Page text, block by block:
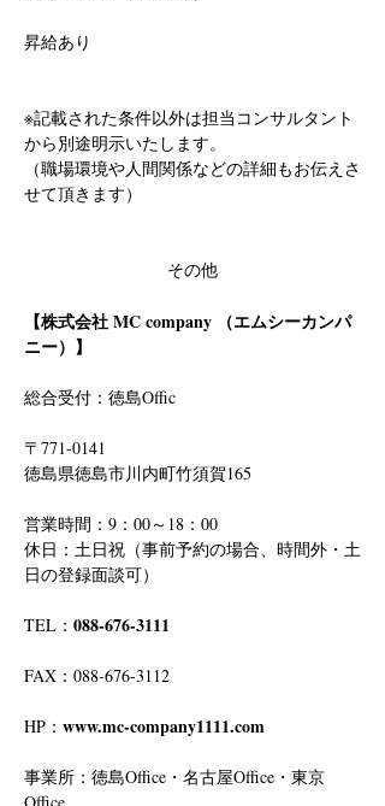
昇給あり
※記載された条件以外は担当コンサルタント
から別途明示いたします。
（職場環境や人間関係などの詳細もお伝えさ
せて頂きます）
その他
【株式会社 MC company （エムシーカンパ
ニー）】
総合受付：徳島Offic
〒771-0141
徳島県徳島市川内町竹須賀165
営業時間：9：00～18：00
休日：土日祝（事前予約の場合、時間外・土
日の登録面談可）
TEL： 088-676-3111
FAX：088-676-3112
HP： www.mc-company1111.com
事業所：徳島Office・名古屋Office・東京